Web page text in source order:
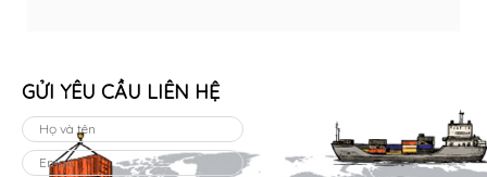
GỬI YÊU CẦU LIÊN HỆ